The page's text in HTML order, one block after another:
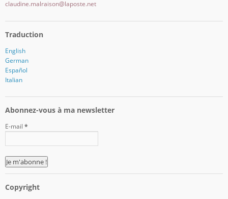
claudine.malraison@laposte.net
Traduction
English
German
Español
Italian
Abonnez-vous à ma newsletter
E-mail *
Copyright